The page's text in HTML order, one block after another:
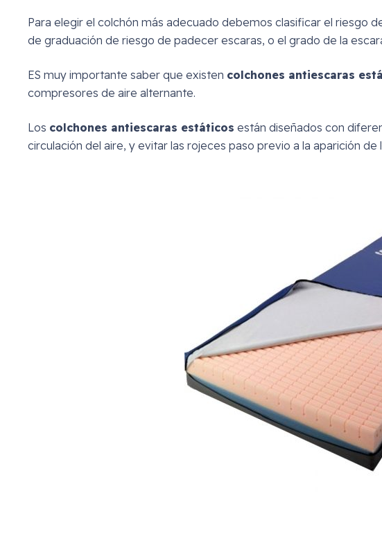
Para elegir el colchón más adecuado debemos clasificar el riesgo
de graduación de riesgo de padecer escaras, o el grado de la
ES muy importante saber que existen colchones antiescaras
compresores de aire alternante.
Los colchones antiescaras estáticos están diseñados con
circulación del aire, y evitar las rojeces paso previo a la aparición de